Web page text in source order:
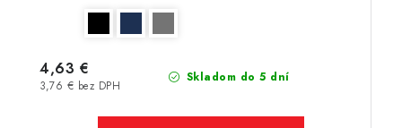
Skladom do 5 dní
3,76 € bez DPH
4,63 €